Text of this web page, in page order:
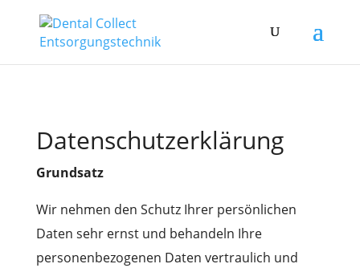
Datenschutzerklärung
Grundsatz
Wir nehmen den Schutz Ihrer persönlichen
Daten sehr ernst und behandeln Ihre
personenbezogenen Daten vertraulich und